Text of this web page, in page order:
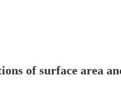
of surface area